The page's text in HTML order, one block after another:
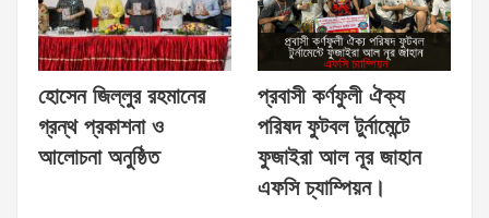
হোসেন জিল্লুর রহমানের
গ্রন্থ প্রকাশনা ও
আলোচনা অনুষ্ঠিত
প্রবাসী কর্ণফুলী ঐক্য
পরিষদ ফুটবল টুর্নামেন্টে
ফুজাইরা আল নূর জাহান
এফসি চ্যাম্পিয়ন।